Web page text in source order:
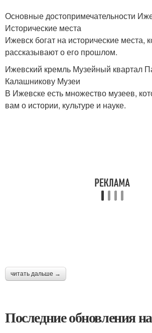
Основные достопримечательности
Исторические места
Ижевск богат на исторические места,
рассказывают о его прошлом.
Ижевский кремль Музейный квартал
Калашникову Музеи
В Ижевске есть множество музеев,
вам о истории, культуре и науке.
читать дальше →
Последние обновления